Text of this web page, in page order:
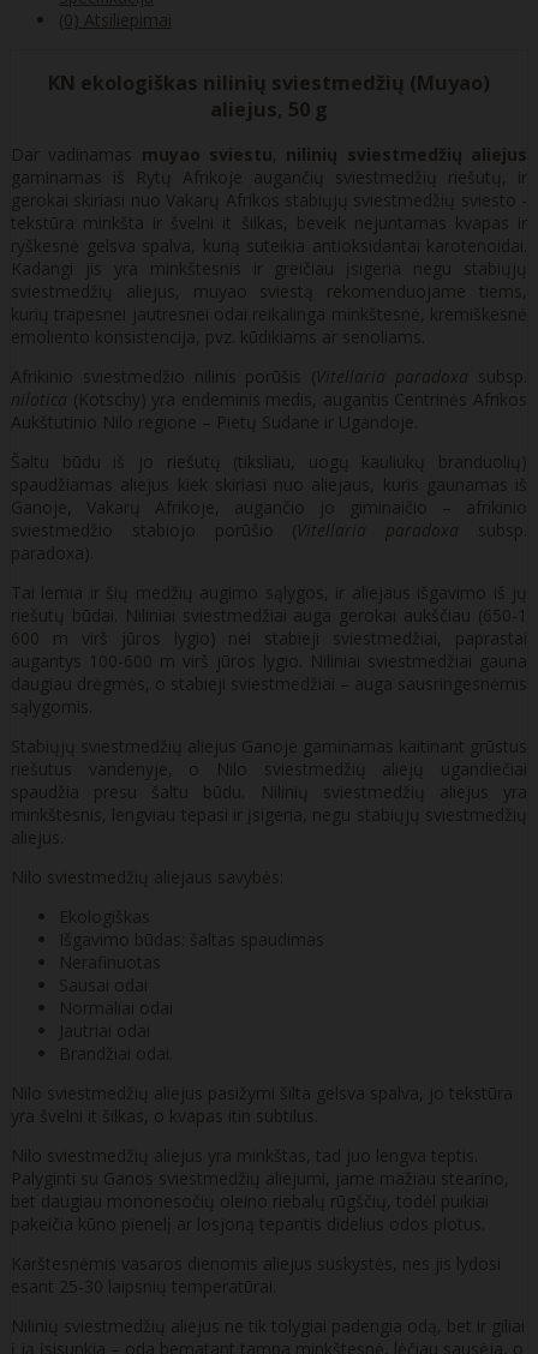
(0) Atsiliepimai
KN ekologiškas nilinių sviestmedžių (Muyao)
aliejus, 50 g
Dar vadinamas muyao sviestu
nilinių sviestmedžių aliejus
gaminamas iš Rytų Afrikoje augančių sviestmedžių riešutų, ir
gerokai skiriasi nuo Vakarų Afrikos stabiųjų sviestmedžių sviesto -
tekstūra minkšta ir švelni it šilkas, beveik nejuntamas kvapas ir
ryškesnė gelsva spalva, kurią suteikia antioksidantai karotenoidai.
Kadangi jis yra minkštesnis ir greičiau įsigeria negu stabiųjų
sviestmedžių aliejus, muyao sviestą rekomenduojame tiems,
kurių trapesnei jautresnei odai reikalinga minkštesnė, kremiškesnė
emoliento konsistencija, pvz. kūdikiams ar senoliams.
Afrikinio sviestmedžio nilinis porūšis (Vitellaria paradoxa subsp.
nilotica (Kotschy) yra endeminis medis, augantis Centrinės Afrikos
Aukštutinio Nilo regione – Pietų Sudane ir Ugandoje.
Šaltu būdu iš jo riešutų (tiksliau, uogų kauliukų branduolių)
spaudžiamas aliejus kiek skiriasi nuo aliejaus, kuris gaunamas iš
Ganoje, Vakarų Afrikoje, augančio jo giminaičio – afrikinio
sviestmedžio stabiojo porūšio (Vitellaria paradoxa subsp.
paradoxa).
Tai lemia ir šių medžių augimo sąlygos, ir aliejaus išgavimo iš jų
riešutų būdai. Niliniai sviestmedžiai auga gerokai aukščiau (650-1
600 m virš jūros lygio) nei stabieji sviestmedžiai, paprastai
augantys 100-600 m virš jūros lygio. Niliniai sviestmedžiai gauna
daugiau drėgmės, o stabieji sviestmedžiai – auga sausringesnėmis
sąlygomis.
Stabiųjų sviestmedžių aliejus Ganoje gaminamas kaitinant grūstus
riešutus vandenyje, o Nilo sviestmedžių aliejų ugandiečiai
spaudžia presu šaltu būdu. Nilinių sviestmedžių aliejus yra
minkštesnis, lengviau tepasi ir įsigeria, negu stabiųjų sviestmedžių
aliejus.
Nilo sviestmedžių aliejaus savybės:
Ekologiškas
Išgavimo būdas: šaltas spaudimas
Nerafinuotas
Sausai odai
Normaliai odai
Jautriai odai
Brandžiai odai.
Nilo sviestmedžių aliejus pasižymi šilta gelsva spalva, jo tekstūra
yra švelni it šilkas, o kvapas itin subtilus.
Nilo sviestmedžių aliejus yra minkštas, tad juo lengva teptis.
Palyginti su Ganos sviestmedžių aliejumi, jame mažiau stearino,
bet daugiau mononesočių oleino riebalų rūgščių, todėl puikiai
pakeičia kūno pienelį ar losjoną tepantis didelius odos plotus.
Karštesnėmis vasaros dienomis aliejus suskystės, nes jis lydosi
esant 25-30 laipsnių temperatūrai.
Nilinių sviestmedžių aliejus ne tik tolygiai padengia odą, bet ir giliai
į ją įsisunkia – oda bematant tampa minkštesnė, lėčiau sausėja, o